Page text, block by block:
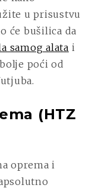
u prisustvu
će bušilica da
samog alata i
poći od
(HTZ
oprema i